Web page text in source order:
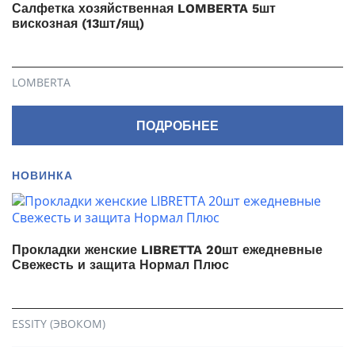
Салфетка хозяйственная LOMBERTA 5шт
вискозная (13шт/ящ)
LOMBERTA
ПОДРОБНЕЕ
НОВИНКА
Прокладки женские LIBRETTA 20шт ежедневные
Свежесть и защита Нормал Плюс
ESSITY (ЭВОКОМ)